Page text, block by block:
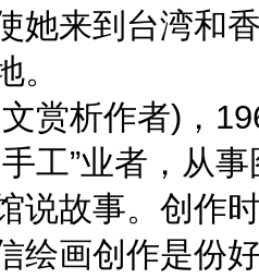
她来到台湾和
。
赏析作者)，
工”业者，从
说故事。创作
绘画创作是份